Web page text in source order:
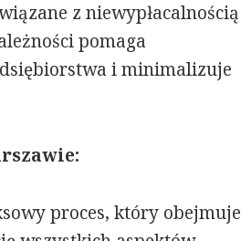
z niewypłacalnością
pomaga
i minimalizuje
proces, który obejmuje